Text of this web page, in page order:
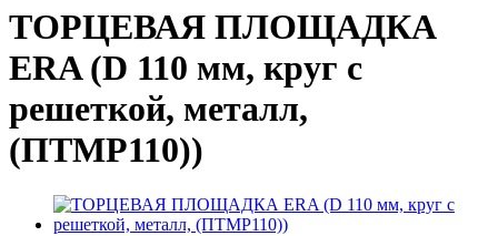
ТОРЦЕВАЯ ПЛОЩАДКА
ERA (D 110 мм, круг с
решеткой, металл,
(ПТМР110))